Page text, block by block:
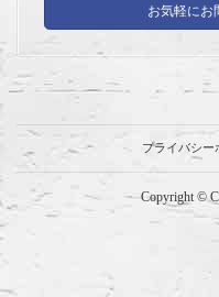
お気軽にお
プライバシー
Copyright ©